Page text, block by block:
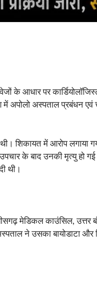
के आधार पर
में अपोलो अस्पताल
में आरोप लगाया
के बाद उनकी मृत्यु हो
थी।
मेडिकल काउंसिल,
ने उसका बायोडाटा